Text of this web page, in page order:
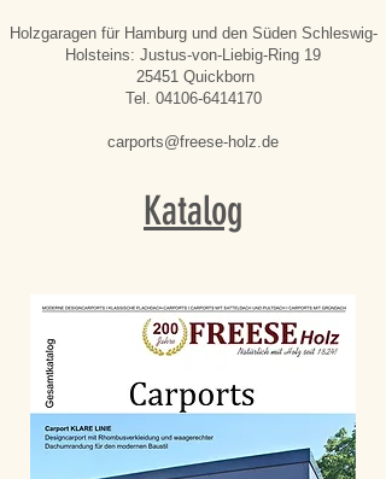
Holzgaragen für Hamburg und den Süden Schleswig-
Holsteins: Justus-von-Liebig-Ring 19
25451 Quickborn
Tel. 04106-6414170
carports@freese-holz.de
Katalog